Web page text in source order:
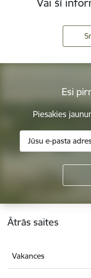
Esi
Piesakies
Kājene
Ātrās saites
Vakances